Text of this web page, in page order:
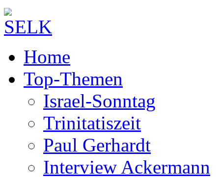
Home
Top-Themen
Israel-Sonntag
Trinitatiszeit
Paul Gerhardt
Interview Ackermann